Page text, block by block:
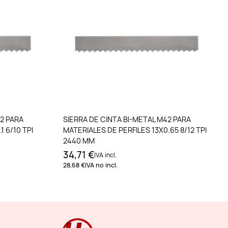
PARA
6/10 TPI
Añadir al carrito
SIERRA DE CINTA BI-METAL M42 PARA
MATERIALES DE PERFILES 13X0.65 8/12 TPI
2440 MM
34,71 €IVA incl.
28,68 €IVA no incl.